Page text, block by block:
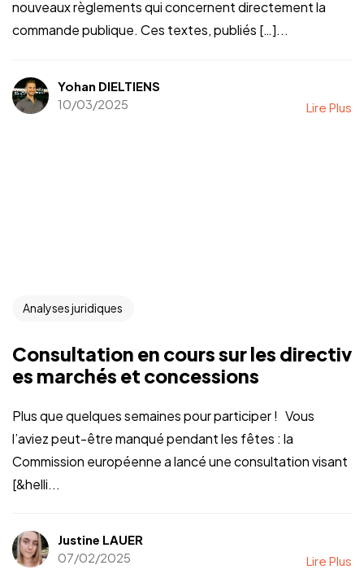
nouveaux règlements qui concernent directement la
commande publique. Ces textes, publiés […]...
Yohan DIELTIENS
10/03/2025
Lire Plus
Analyses juridiques
Consultation en cours sur les directiv
es marchés et concessions
Plus que quelques semaines pour participer ! Vous
l’aviez peut-être manqué pendant les fêtes : la
Commission européenne a lancé une consultation visant
[&helli...
Justine LAUER
07/02/2025
Lire Plus